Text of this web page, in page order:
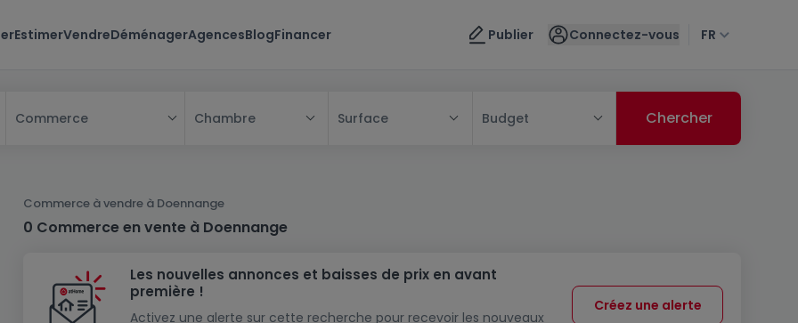
EstimerVendreDéménagerAgencesBlogFinancer Publier Connectez-vous FR
Commerce
Maison
Maison mitoyenne
Maison jumelée
Appartement
Chambre
Studio
Résidence
Lotissement
Maison à construire
Modèle de maison
Immeuble de rapport
Chambre Surface Budget
Commerce à vendre à Doennange
0 Commerce en vente à Doennange
Les nouvelles annonces et baisses de prix en avant
première !
Activez une alerte sur cette recherche pour recevoir les nouveaux
Créez une alerte